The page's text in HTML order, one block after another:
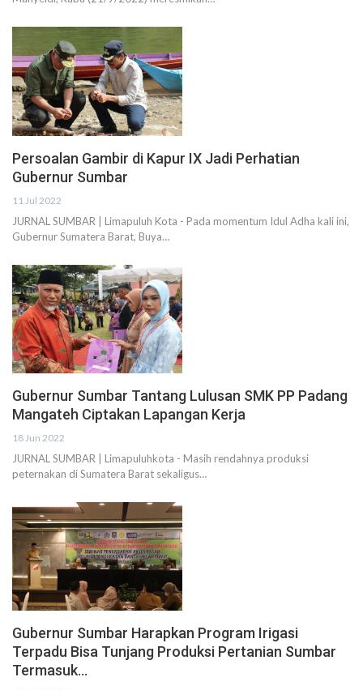
Persoalan Gambir di Kapur IX Jadi Perhatian
Gubernur Sumbar
11 Jul 2022
JURNAL SUMBAR | Limapuluh Kota - Pada momentum Idul Adha kali ini,
Gubernur Sumatera Barat, Buya…
Gubernur Sumbar Tantang Lulusan SMK PP Padang
Mangateh Ciptakan Lapangan Kerja
18 Jun 2022
JURNAL SUMBAR | Limapuluhkota - Masih rendahnya produksi
peternakan di Sumatera Barat sekaligus…
Gubernur Sumbar Harapkan Program Irigasi
Terpadu Bisa Tunjang Produksi Pertanian Sumbar
Termasuk…